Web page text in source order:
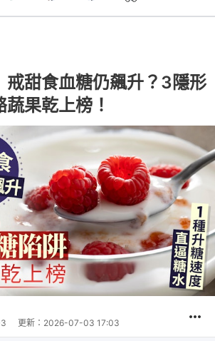
戒甜食血糖仍飆升？3隱形
果乾上榜！
更新： 2026-07-03 17:03